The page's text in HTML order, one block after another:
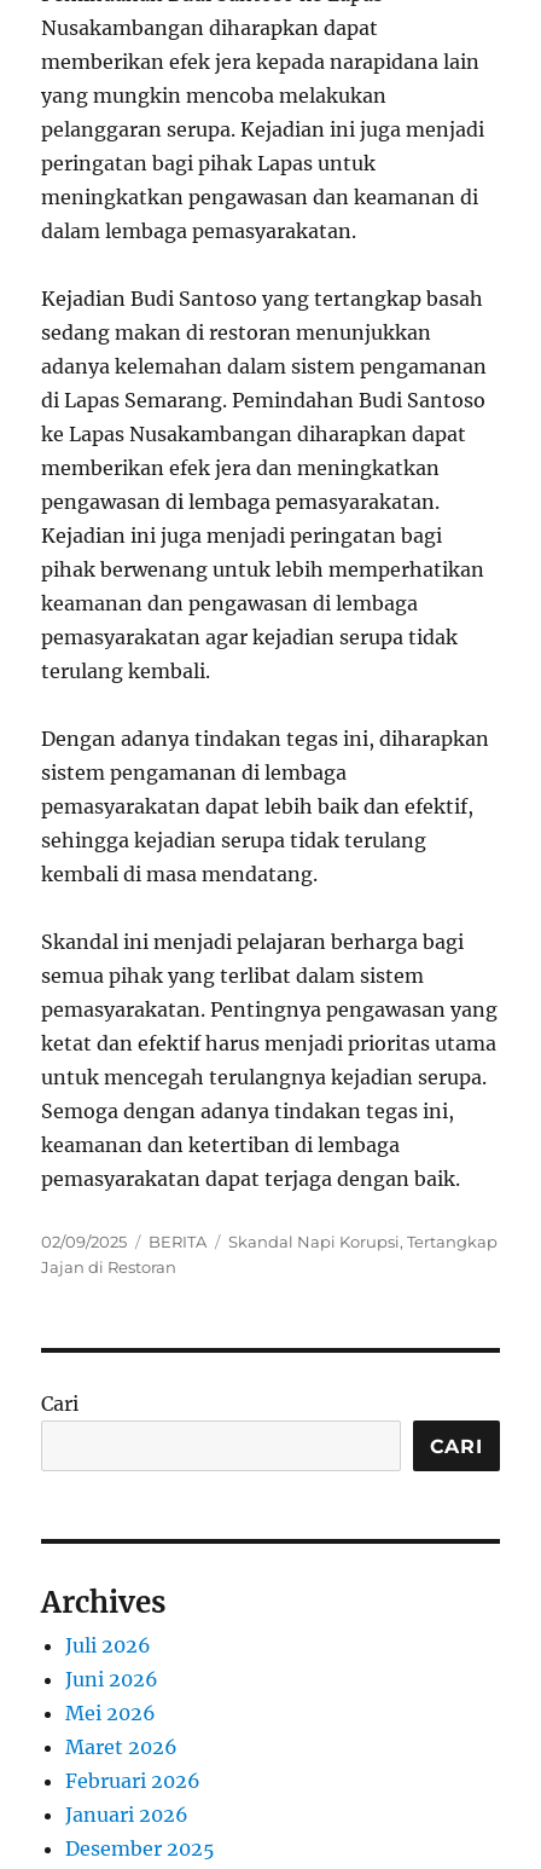
Nusakambangan diharapkan dapat
memberikan efek jera kepada narapidana lain
yang mungkin mencoba melakukan
pelanggaran serupa. Kejadian ini juga menjadi
peringatan bagi pihak Lapas untuk
meningkatkan pengawasan dan keamanan di
dalam lembaga pemasyarakatan.
Kejadian Budi Santoso yang tertangkap basah
sedang makan di restoran menunjukkan
adanya kelemahan dalam sistem pengamanan
di Lapas Semarang. Pemindahan Budi Santoso
ke Lapas Nusakambangan diharapkan dapat
memberikan efek jera dan meningkatkan
pengawasan di lembaga pemasyarakatan.
Kejadian ini juga menjadi peringatan bagi
pihak berwenang untuk lebih memperhatikan
keamanan dan pengawasan di lembaga
pemasyarakatan agar kejadian serupa tidak
terulang kembali.
Dengan adanya tindakan tegas ini, diharapkan
sistem pengamanan di lembaga
pemasyarakatan dapat lebih baik dan efektif,
sehingga kejadian serupa tidak terulang
kembali di masa mendatang.
Skandal ini menjadi pelajaran berharga bagi
semua pihak yang terlibat dalam sistem
pemasyarakatan. Pentingnya pengawasan yang
ketat dan efektif harus menjadi prioritas utama
untuk mencegah terulangnya kejadian serupa.
Semoga dengan adanya tindakan tegas ini,
keamanan dan ketertiban di lembaga
pemasyarakatan dapat terjaga dengan baik.
Posted
on
02/09/2025 Categories
BERITA Tags
Skandal Napi Korupsi,Tertangkap
Jajan di Restoran
Cari
CARI
Archives
Juli 2026
Juni 2026
Mei 2026
Maret 2026
Februari 2026
Januari 2026
Desember 2025